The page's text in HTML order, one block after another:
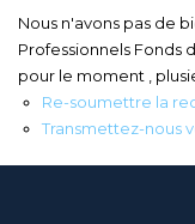
Créer une
Nous n'avons pas de
Professionnels
pour le moment ,
Re-soumettre la
Transmettez-nous